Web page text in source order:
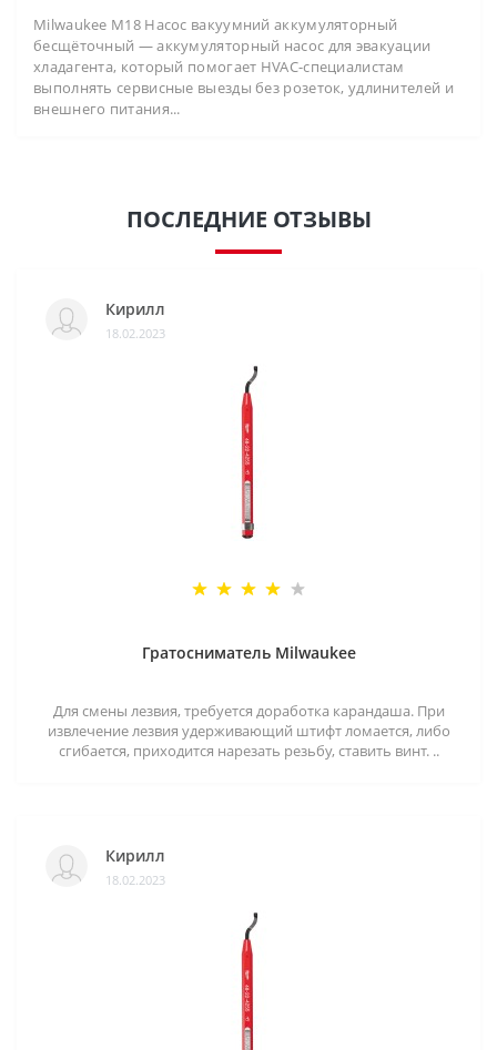
Milwaukee M18 Насос вакуумний аккумуляторный
бесщёточный — аккумуляторный насос для эвакуации
хладагента, который помогает HVAC-специалистам
выполнять сервисные выезды без розеток, удлинителей и
внешнего питания...
ПОСЛЕДНИЕ ОТЗЫВЫ
Кирилл
18.02.2023
Гратосниматель Milwaukee
Для смены лезвия, требуется доработка карандаша. При
извлечение лезвия удерживающий штифт ломается, либо
сгибается, приходится нарезать резьбу, ставить винт. ..
Кирилл
18.02.2023